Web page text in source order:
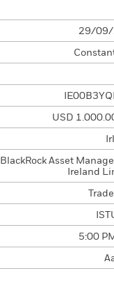
29/09/
USD
BlackRock Asset
Ireland
5:00